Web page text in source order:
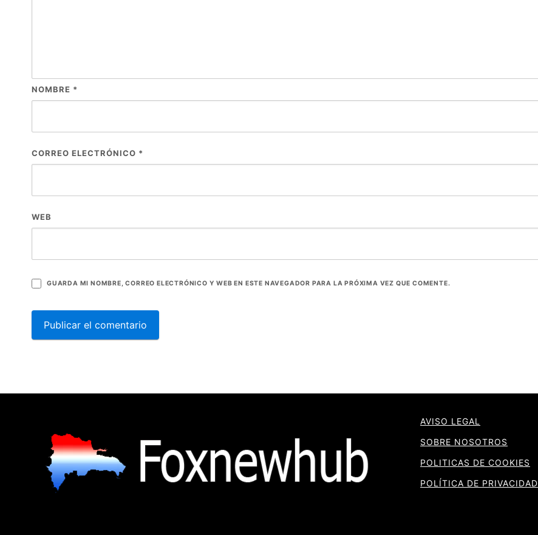
NOMBRE *
CORREO ELECTRÓNICO *
WEB
GUARDA MI NOMBRE, CORREO ELECTRÓNICO Y WEB EN ESTE NAVEGADOR PARA LA PRÓXIMA VEZ QUE COMENTE.
AVISO LEGAL
SOBRE NOSOTROS
POLITICAS DE COOKIES
POLÍTICA DE PRIVACIDAD